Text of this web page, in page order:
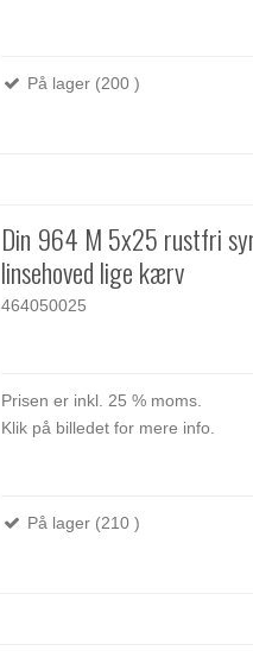
På lager (200 )
Din 964 M 5x25 rustfri
linsehoved lige kærv
464050025
Prisen er inkl. 25 % moms.
Klik på billedet for mere info.
På lager (210 )